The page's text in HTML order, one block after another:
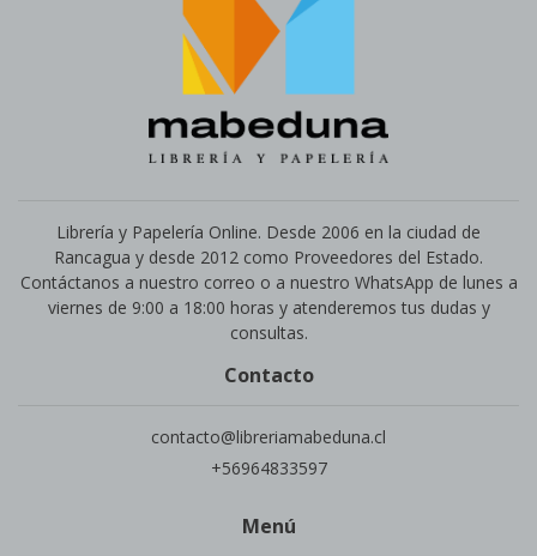
Librería y Papelería Online. Desde 2006 en la ciudad de
Rancagua y desde 2012 como Proveedores del Estado.
Contáctanos a nuestro correo o a nuestro WhatsApp de lunes a
viernes de 9:00 a 18:00 horas y atenderemos tus dudas y
consultas.
Contacto
contacto@libreriamabeduna.cl
+56964833597
Menú